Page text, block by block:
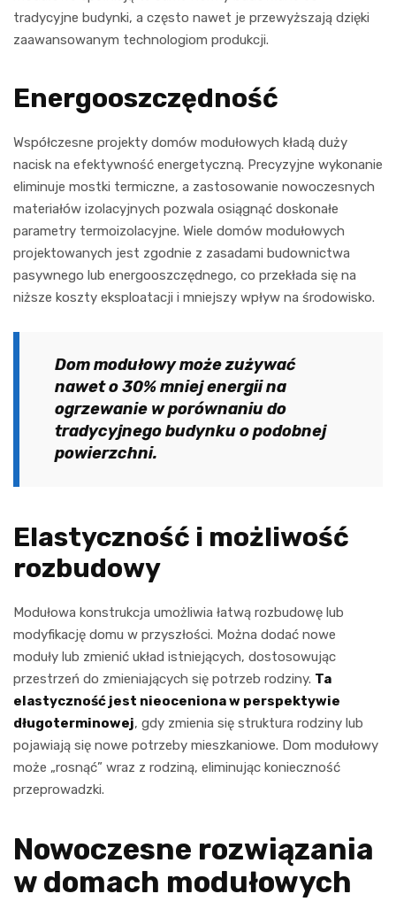
tradycyjne budynki, a często nawet je przewyższają dzięki
zaawansowanym technologiom produkcji.
Energooszczędność
Współczesne projekty domów modułowych kładą duży
nacisk na efektywność energetyczną. Precyzyjne wykonanie
eliminuje mostki termiczne, a zastosowanie nowoczesnych
materiałów izolacyjnych pozwala osiągnąć doskonałe
parametry termoizolacyjne. Wiele domów modułowych
projektowanych jest zgodnie z zasadami budownictwa
pasywnego lub energooszczędnego, co przekłada się na
niższe koszty eksploatacji i mniejszy wpływ na środowisko.
Dom modułowy może zużywać
nawet o 30% mniej energii na
ogrzewanie w porównaniu do
tradycyjnego budynku o podobnej
powierzchni.
Elastyczność i możliwość
rozbudowy
Modułowa konstrukcja umożliwia łatwą rozbudowę lub
modyfikację domu w przyszłości. Można dodać nowe
moduły lub zmienić układ istniejących, dostosowując
przestrzeń do zmieniających się potrzeb rodziny. Ta
elastyczność jest nieoceniona w perspektywie
długoterminowej, gdy zmienia się struktura rodziny lub
pojawiają się nowe potrzeby mieszkaniowe. Dom modułowy
może „rosnąć” wraz z rodziną, eliminując konieczność
przeprowadzki.
Nowoczesne rozwiązania
w domach modułowych